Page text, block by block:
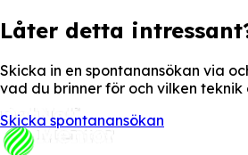
Låter detta
Skicka in en spontanansökan via
vad du brinner för och vilken teknik
Skicka spontanansökan